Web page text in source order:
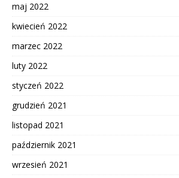
maj 2022
kwiecień 2022
marzec 2022
luty 2022
styczeń 2022
grudzień 2021
listopad 2021
październik 2021
wrzesień 2021